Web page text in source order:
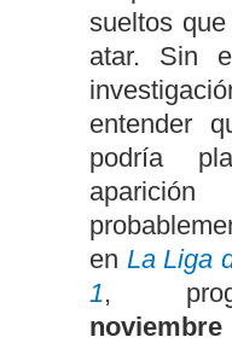
sueltos
atar. Sin
entender
podría
en La Liga
1,
noviembre